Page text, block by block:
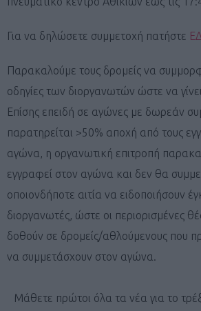
Για να δηλώσετε συμμετοχή πατήστε
Παρακαλούμε τους δρομείς να
οδηγίες των διοργανωτών ώστε να
Επίσης επειδή σε αγώνες με δωρεάν
παρατηρείται >50% αποχή από τους
αγώνα, η οργανωτική επιτροπή
εγγραφεί στον αγώνα και δεν θα
οποιονδήποτε αιτία να ειδοποιήσουν
διοργανωτές, ώστε οι περιορισμένες
δοθούν σε δρομείς/αθλούμενους που
να συμμετάσχουν στον αγώνα.
Μάθετε πρώτοι όλα τα νέα για το